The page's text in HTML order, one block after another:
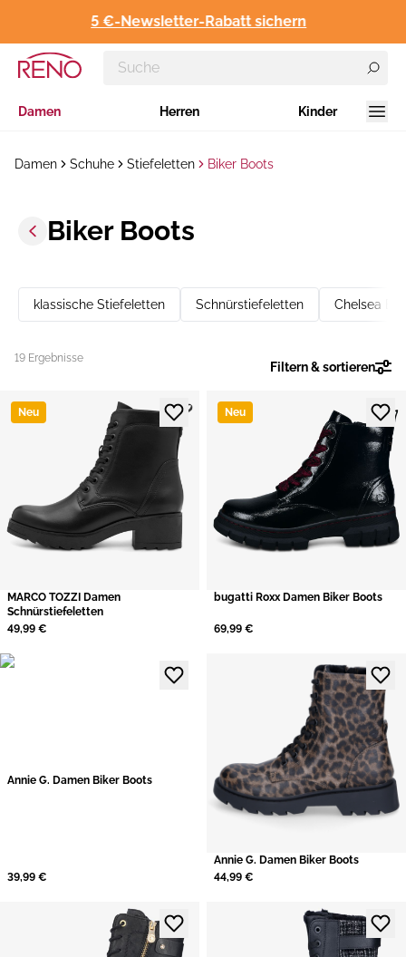
5 €-Newsletter-Rabatt sichern
Damen Herren Kinder
Damen Schuhe Stiefeletten Biker Boots
Biker Boots
klassische Stiefeletten Schnürstiefeletten Chelsea
Filtern & sortieren
19 Ergebnisse
Neu
MARCO TOZZI Damen
Schnürstiefeletten
49,99 €
Neu
bugatti Roxx Damen Biker Boots
69,99 €
Annie G. Damen Biker Boots
39,99 €
Annie G. Damen Biker Boots
44,99 €